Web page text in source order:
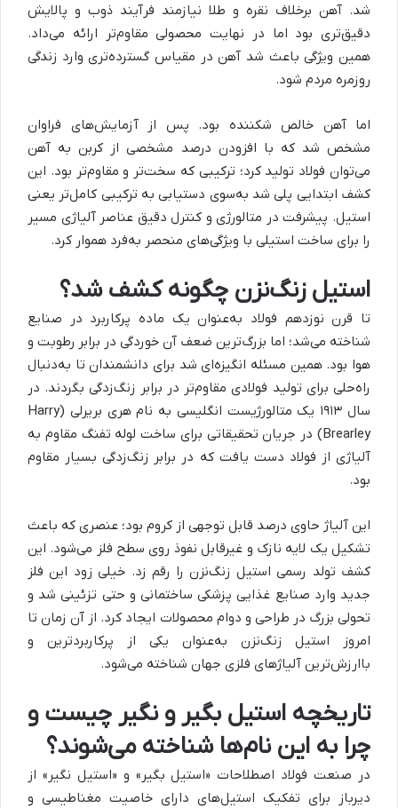
شد. آهن برخلاف نقره و طلا نیازمند فرآیند ذوب و پالایش
دقیق‌تری بود اما در نهایت محصولی مقاوم‌تر ارائه می‌داد.
همین ویژگی باعث شد آهن در مقیاس گسترده‌تری وارد زندگی
روزمره مردم شود.
اما آهن خالص شکننده بود. پس از آزمایش‌های فراوان
مشخص شد که با افزودن درصد مشخصی از کربن به آهن
می‌توان فولاد تولید کرد؛ ترکیبی که سخت‌تر و مقاوم‌تر بود. این
کشف ابتدایی پلی شد به‌سوی دستیابی به ترکیبی کامل‌تر یعنی
استیل. پیشرفت در متالورژی و کنترل دقیق عناصر آلیاژی مسیر
را برای ساخت استیلی با ویژگی‌های منحصر به‌فرد هموار کرد.
استیل زنگ‌نزن چگونه کشف شد؟
تا قرن نوزدهم فولاد به‌عنوان یک ماده پرکاربرد در صنایع
شناخته می‌شد؛ اما بزرگ‌ترین ضعف آن خوردگی در برابر رطوبت و
هوا بود. همین مسئله انگیزه‌ای شد برای دانشمندان تا به‌دنبال
راه‌حلی برای تولید فولادی مقاوم‌تر در برابر زنگ‌زدگی بگردند. در
سال ۱۹۱۳ یک متالورژیست انگلیسی به نام هری بریرلی (
Harry
Brearley) در جریان تحقیقاتی برای ساخت لوله تفنگ مقاوم به
آلیاژی از فولاد دست یافت که در برابر زنگ‌زدگی بسیار مقاوم
بود.
این آلیاژ حاوی درصد قابل توجهی از کروم بود؛ عنصری که باعث
تشکیل یک لایه نازک و غیرقابل نفوذ روی سطح فلز می‌شود. این
کشف تولد رسمی استیل زنگ‌نزن را رقم زد. خیلی زود این فلز
جدید وارد صنایع غذایی پزشکی ساختمانی و حتی تزئینی شد و
تحولی بزرگ در طراحی و دوام محصولات ایجاد کرد. از آن زمان تا
امروز استیل زنگ‌نزن به‌عنوان یکی از پرکاربردترین و
باارزش‌ترین آلیاژهای فلزی جهان شناخته می‌شود.
تاریخچه استیل بگیر و نگیر چیست و
چرا به این نام‌ها شناخته می‌شوند؟
در صنعت فولاد اصطلاحات «استیل بگیر» و «استیل نگیر» از
دیرباز برای تفکیک استیل‌های دارای خاصیت مغناطیسی و